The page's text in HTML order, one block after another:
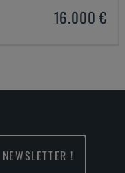
16.000 €
!